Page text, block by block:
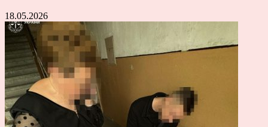
18.05.2026